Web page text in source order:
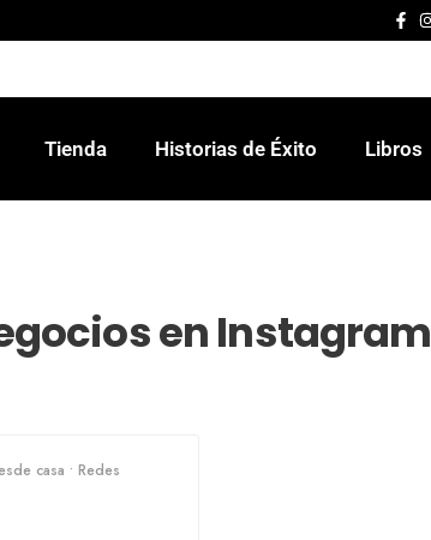
Tienda Historias de Éxito Libros
en Instagram
casa • Redes